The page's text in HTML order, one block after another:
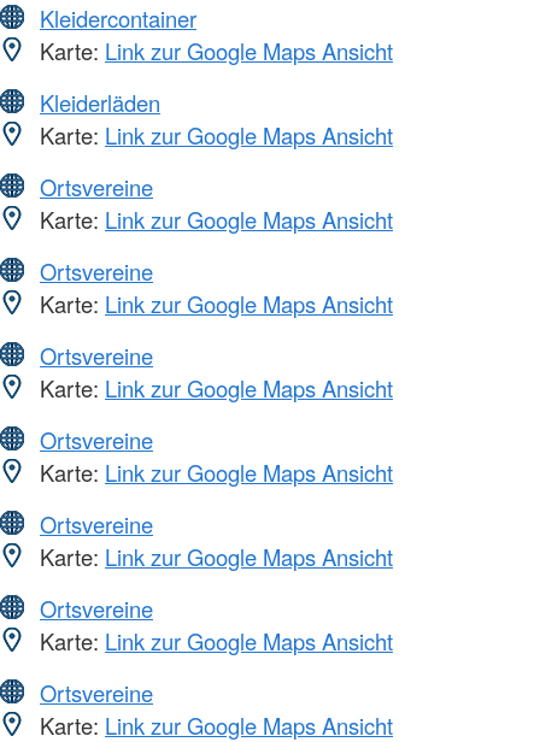
Kleidercontainer
Karte: Link zur Google Maps Ansicht
Kleiderläden
Karte: Link zur Google Maps Ansicht
Ortsvereine
Karte: Link zur Google Maps Ansicht
Ortsvereine
Karte: Link zur Google Maps Ansicht
Ortsvereine
Karte: Link zur Google Maps Ansicht
Ortsvereine
Karte: Link zur Google Maps Ansicht
Ortsvereine
Karte: Link zur Google Maps Ansicht
Ortsvereine
Karte: Link zur Google Maps Ansicht
Ortsvereine
Karte: Link zur Google Maps Ansicht